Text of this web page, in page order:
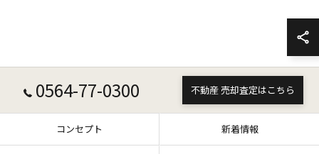
0564-77-0300 不動産 売却査定はこちら
コンセプト 新着情報